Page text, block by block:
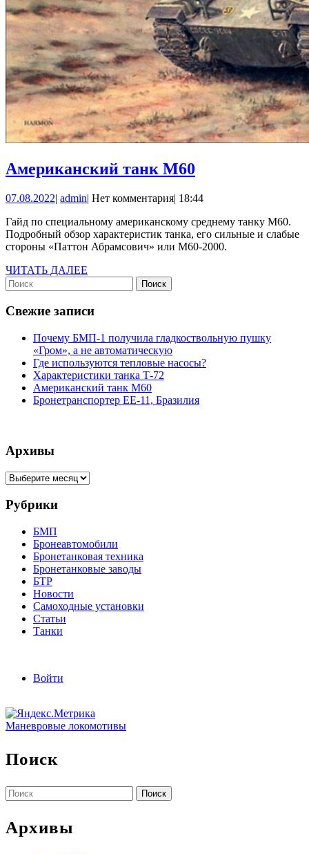
Американский танк М60
М60
07.08.202207.08.2022
| adminadmin
| Нет комментария| 18:44
Гайд по специальному американскому среднему танку M60.
Подробный обзор характеристик танка, его сильные и слабые
стороны «Паттон Абрамсович» или М60-2000.
ЧИТАТЬ ДАЛЕЕ
Найти:
Свежие записи
Почему БМП-1 получила гладкоствольную пушку
«Гром», а не автоматическую
Где используются тепловые насосы?
Характеристики танка Т-72
Американский танк М60
Бронетранспортер EE-11, Бразилия
Архивы
Архивы
Рубрики
БМП
Бронеавтомобили
Бронетанковая техника
Бронетанковые заводы
БТР
Новости
Самоходные установки
Статьи
Танки
Войти
Маневровые локомотивы
Поиск
Найти:
Архивы